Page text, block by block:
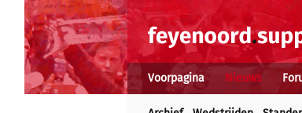
Voorpagina Nieuws